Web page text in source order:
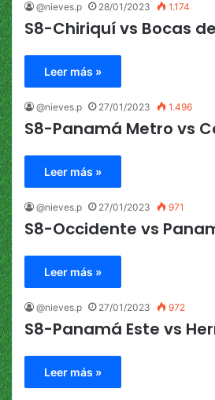
@nieves.p 28/01/2023 1.174
S8-Chiriquí vs Bocas
Leer más »
@nieves.p 27/01/2023 1.496
S8-Panamá Metro vs
Leer más »
@nieves.p 27/01/2023 971
S8-Occidente vs
Leer más »
@nieves.p 27/01/2023 972
S8-Panamá Este vs
Leer más »